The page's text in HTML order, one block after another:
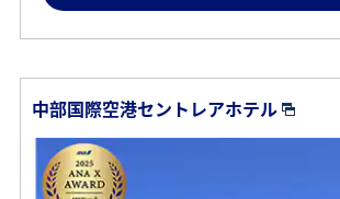
中部国際空港セントレアホテル